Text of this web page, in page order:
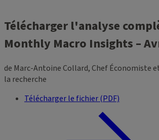
Télécharger l'analyse
Monthly Macro Insights –
de Marc-Antoine Collard, Chef Économiste
la recherche
Télécharger le fichier (PDF)